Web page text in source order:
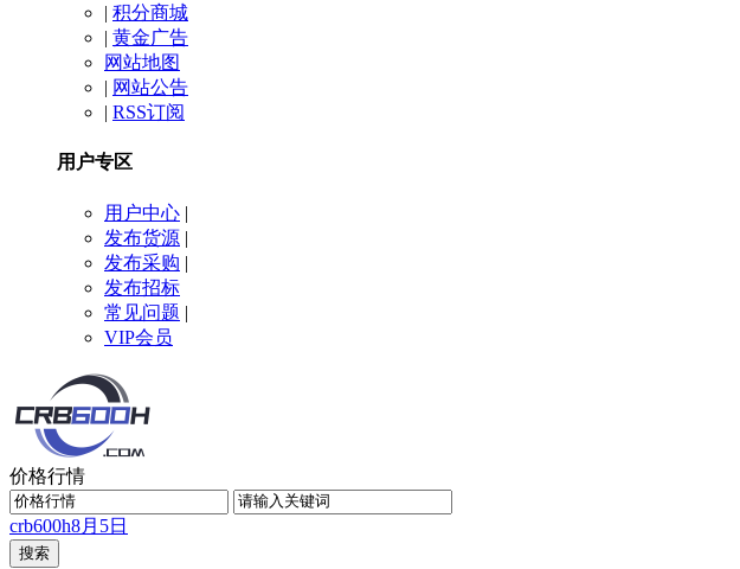
| 积分商城
| 黄金广告
网站地图
| 网站公告
| RSS订阅
用户专区
用户中心 |
发布货源 |
发布采购 |
发布招标
常见问题 |
VIP会员
价格行情
crb600h8月5日